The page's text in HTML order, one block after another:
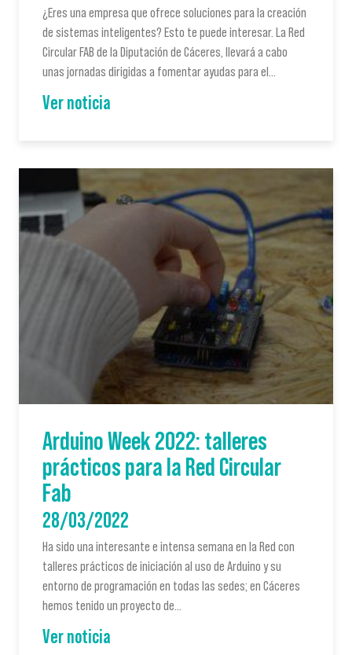
¿Eres una empresa que ofrece soluciones para la creación
de sistemas inteligentes? Esto te puede interesar.​ La Red
Circular FAB de la Diputación de Cáceres, llevará a cabo
unas jornadas dirigidas a fomentar ayudas para el…
Ver noticia
Arduino Week 2022: talleres
prácticos para la Red Circular
Fab
28/03/2022
Ha sido una interesante e intensa semana en la Red con
talleres prácticos de iniciación al uso de Arduino y su
entorno de programación en todas las sedes; en Cáceres
hemos tenido un proyecto de…
Ver noticia